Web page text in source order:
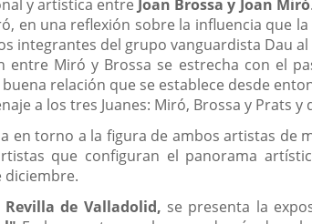
y artística entre Joan Brossa y Joan Miró
en una reflexión sobre la influencia que
integrantes del grupo vanguardista Dau
entre Miró y Brossa se estrecha con el
relación que se establece desde
a los tres Juanes: Miró, Brossa y Prats
en torno a la figura de ambos artistas de
que configuran el panorama
diciembre.
de Valladolid, se presenta la